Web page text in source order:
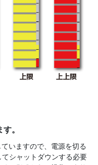
。
いますので、電源を切る
シャットダウンする必要